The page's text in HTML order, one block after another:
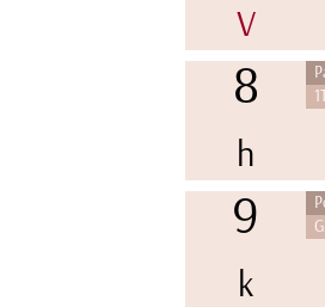
V
8
h
9
k